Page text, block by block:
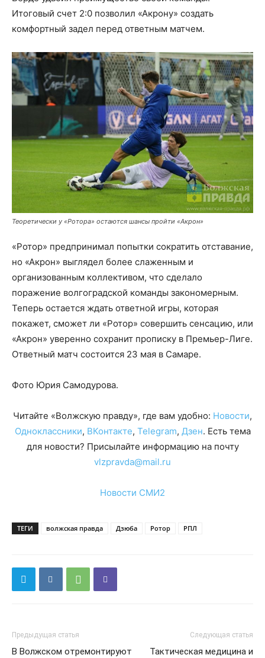
Итоговый счет 2:0 позволил «Акрону» создать
комфортный задел перед ответным матчем.
Теоретически у «Ротора» остаются шансы пройти «Акрон»
«Ротор» предпринимал попытки сократить отставание,
но «Акрон» выглядел более слаженным и
организованным коллективом, что сделало
поражение волгоградской команды закономерным.
Теперь остается ждать ответной игры, которая
покажет, сможет ли «Ротор» совершить сенсацию, или
«Акрон» уверенно сохранит прописку в Премьер-Лиге.
Ответный матч состоится 23 мая в Самаре.
Фото Юрия Самодурова.
Читайте «Волжскую правду», где вам удобно: Новости,
Одноклассники, ВКонтакте, Telegram, Дзен. Есть тема
для новости? Присылайте информацию на почту
vlzpravda@mail.ru
Новости СМИ2
ТЕГИ волжская правда Дзюба Ротор РПЛ
Предыдущая статья
В Волжском отремонтируют
Следующая статья
Тактическая медицина и